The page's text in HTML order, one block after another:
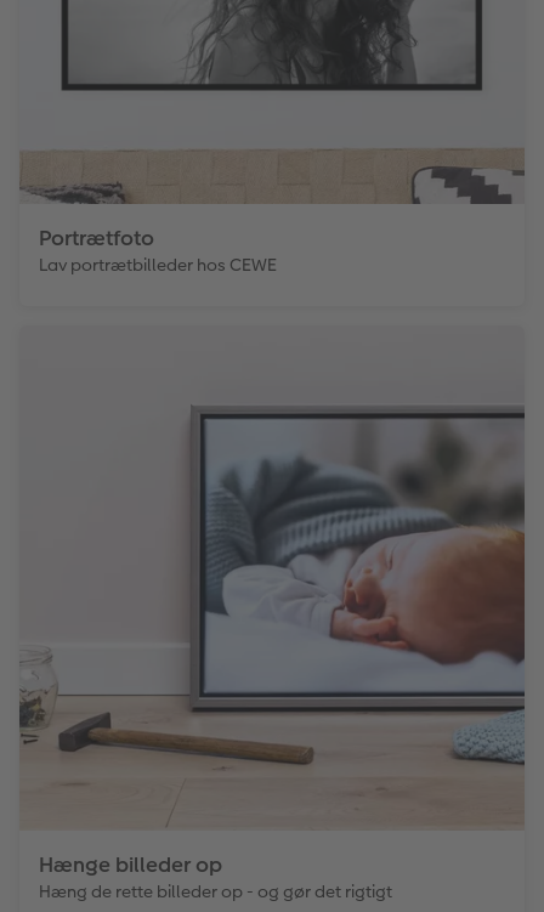
Portrætfoto
Lav portrætbilleder hos CEWE
Hænge billeder op
Hæng de rette billeder op - og gør det rigtigt